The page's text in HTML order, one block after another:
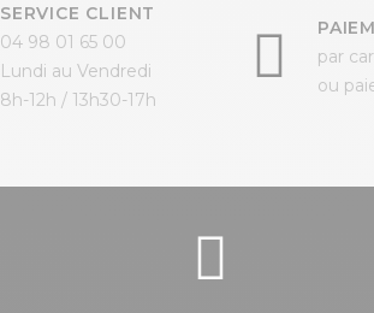
SERVICE CLIENT
04 98 01 65 00
Lundi au Vendredi
8h-12h / 13h30-17h
par
ou